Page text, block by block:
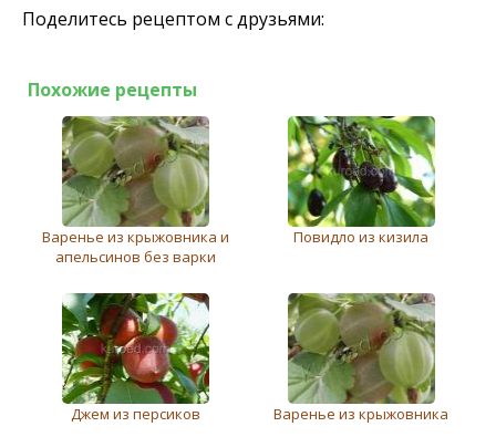
Поделитесь рецептом с друзьями:
Похожие рецепты
Варенье из крыжовника и
апельсинов без варки
Повидло из кизила
Джем из персиков Варенье из крыжовника